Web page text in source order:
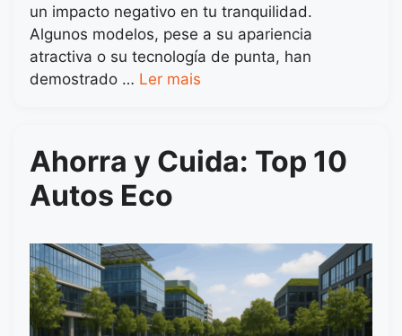
un impacto negativo en tu tranquilidad.
Algunos modelos, pese a su apariencia
atractiva o su tecnología de punta, han
demostrado … Ler mais
Ahorra y Cuida: Top 10
Autos Eco